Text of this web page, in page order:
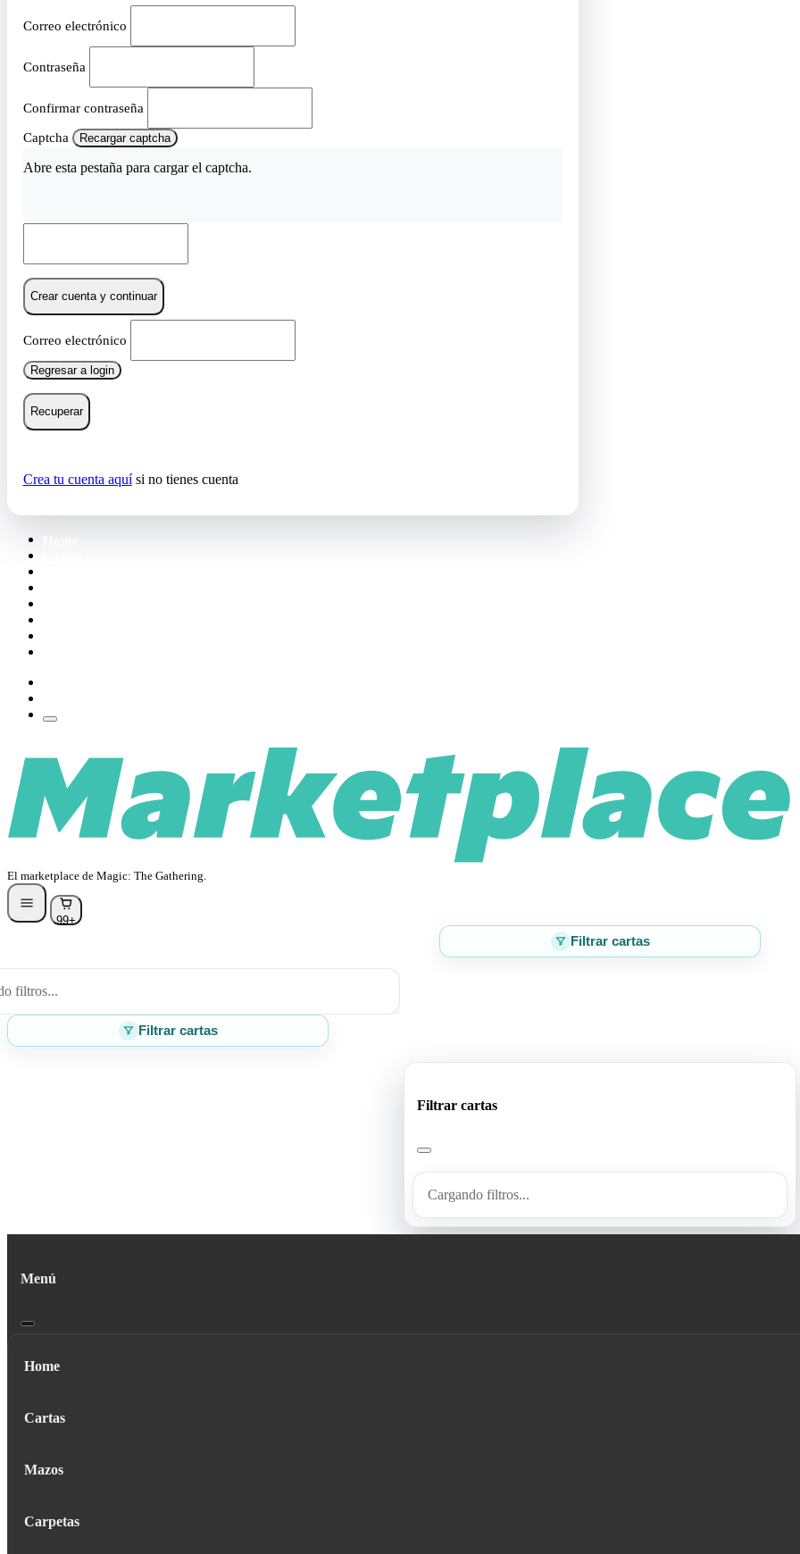
Correo electrónico
Contraseña
Confirmar contraseña
Captcha Recargar captcha
Abre esta pestaña para cargar el captcha.
Crear cuenta y continuar
Correo electrónico
Regresar a login
Recuperar
Crea tu cuenta aquísi no tienes cuenta
El marketplace de Magic: The Gathering.
99+
Filtrar cartas
filtros...
Filtrar cartas
Filtrar cartas
Cargando filtros...
Menú
Home
Cartas
Mazos
Carpetas